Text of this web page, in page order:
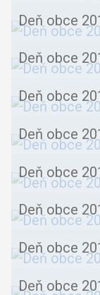
Deň obce
Deň obce
Deň obce
Deň obce
Deň obce
Deň obce
Deň obce
Deň obce